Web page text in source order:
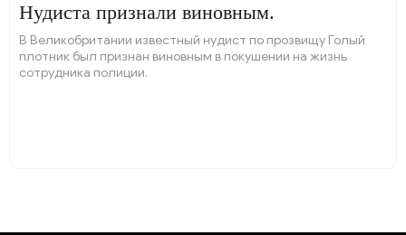
Нудиста признали виновным.
В Великобритании известный нудист по прозвищу Голый
плотник был признан виновным в покушении на жизнь
сотрудника полиции.